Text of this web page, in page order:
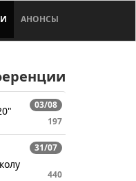
АНОНСЫ
03/08
197
31/07
440